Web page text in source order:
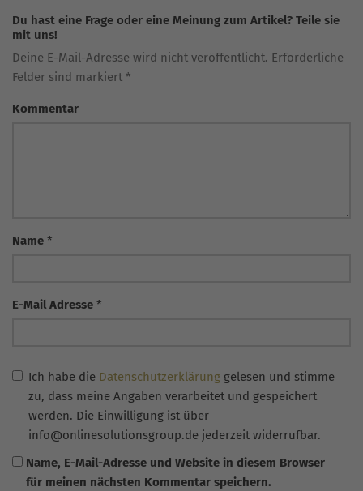
Du hast eine Frage oder eine Meinung zum Artikel? Teile sie
mit uns!
Deine E-Mail-Adresse wird nicht veröffentlicht. Erforderliche
Felder sind markiert *
Kommentar
Name *
E-Mail Adresse *
Ich habe die Datenschutzerklärung gelesen und stimme
zu, dass meine Angaben verarbeitet und gespeichert
werden. Die Einwilligung ist über
info@onlinesolutionsgroup.de jederzeit widerrufbar.
Name, E-Mail-Adresse und Website in diesem Browser
für meinen nächsten Kommentar speichern.